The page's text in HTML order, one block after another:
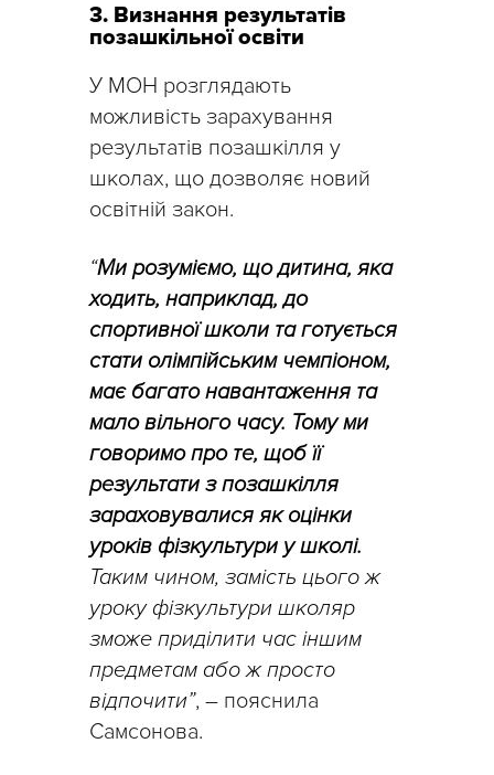
3. Визнання результатів
позашкільної освіти
У МОН розглядають
можливість зарахування
результатів позашкілля у
школах, що дозволяє новий
освітній закон.
“Ми розуміємо, що дитина, яка
ходить, наприклад, до
спортивної школи та готується
стати олімпійським чемпіоном,
має багато навантаження та
мало вільного часу. Тому ми
говоримо про те, щоб її
результати з позашкілля
зараховувалися як оцінки
уроків фізкультури у школі.
Таким чином, замість цього ж
уроку фізкультури школяр
зможе приділити час іншим
предметам або ж просто
відпочити”, – пояснила
Самсонова.